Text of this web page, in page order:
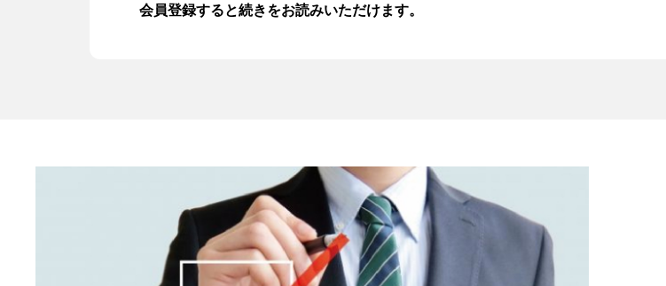
お問い合わせ
入会はこちら
会員登録すると続きをお読みいただけます。